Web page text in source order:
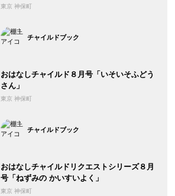
東京 神保町
チャイルドブック
おはなしチャイルド８月号「いそいそふどう
さん」
東京 神保町
チャイルドブック
おはなしチャイルドリクエストシリーズ８月
号「ねずみの かいすいよく」
東京 神保町